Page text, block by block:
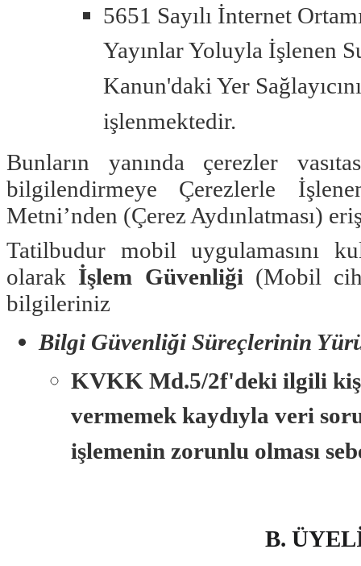
5651 Sayılı İnternet
Yayınlar Yoluyla İşlenen
Kanun'daki Yer
işlenmektedir.
Bunların yanında çerezler
bilgilendirmeye Çerezlerle
Metni’nden (Çerez Aydınlatması)
Tatilbudur mobil uygulamasını
olarak İşlem Güvenliği (Mobil
bilgileriniz
Bilgi Güvenliği Süreçlerinin
KVKK Md.5/2f'deki ilgili
vermemek kaydıyla veri
işlemenin zorunlu olması
B.